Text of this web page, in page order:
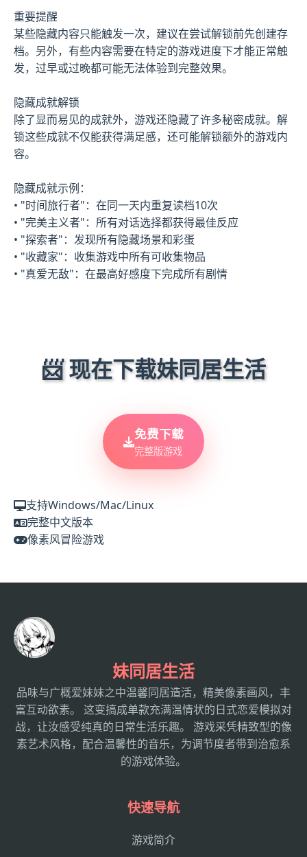
重要提醒
某些隐藏内容只能触发一次，建议在尝试解锁前先创建存
档。另外，有些内容需要在特定的游戏进度下才能正常触
发，过早或过晚都可能无法体验到完整效果。
隐藏成就解锁
除了显而易见的成就外，游戏还隐藏了许多秘密成就。解
锁这些成就不仅能获得满足感，还可能解锁额外的游戏内
容。
隐藏成就示例：
• "时间旅行者"：在同一天内重复读档10次
• "完美主义者"：所有对话选择都获得最佳反应
• "探索者"：发现所有隐藏场景和彩蛋
• "收藏家"：收集游戏中所有可收集物品
• "真爱无敌"：在最高好感度下完成所有剧情
📨 现在下载妹同居生活
免费下载
完整版游戏
支持Windows/Mac/Linux
完整中文版本
像素风冒险游戏
妹同居生活
品味与广概爱妹妹之中温馨同居造活，精美像素画风，丰
富互动欲素。 这变搞成单款充满温情状的日式恋爱模拟对
战，让汝感受纯真的日常生活乐趣。 游戏采凭精致型的像
素艺术风格，配合温馨性的音乐，为调节度者带到治愈系
的游戏体验。
快速导航
游戏简介